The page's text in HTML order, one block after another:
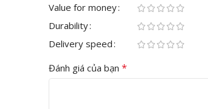
Value for money
Durability
Delivery speed
Đánh giá của bạn *